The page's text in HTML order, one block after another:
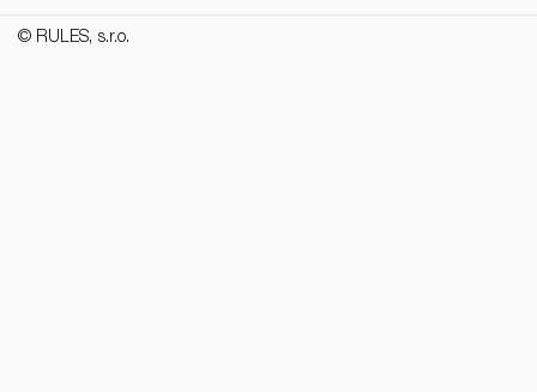
© RULES, s.r.o.